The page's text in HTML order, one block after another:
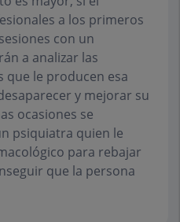
a los primeros
con un
a analizar las
que le producen esa
y mejorar su
ocasiones se
psiquiatra quien le
para rebajar
que la persona